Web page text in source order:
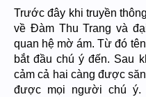
Trước đây khi truyền
về Đàm Thu Trang và
quan hệ mờ ám. Từ đó
bắt đầu chú ý đến. Sau
cảm cả hai càng được
được mọi người chú ý.